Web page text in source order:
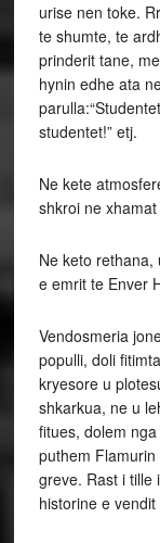
urise nen toke.
te shumte, te
prinderit tane,
hynin edhe ata
studentet!” etj.
Ne kete
shkroi ne
Ne keto rethana,
e emrit te Enver
Vendosmeria
populli, doli
kryesore u
shkarkua, ne u
fitues, dolem
puthem
greve. Rast i tille
historine e vendit